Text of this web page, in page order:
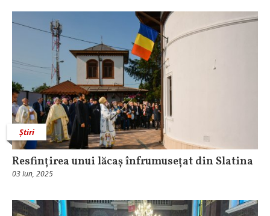
Știri
Resfințirea unui lăcaș înfrumusețat din Slatina
03 Iun, 2025